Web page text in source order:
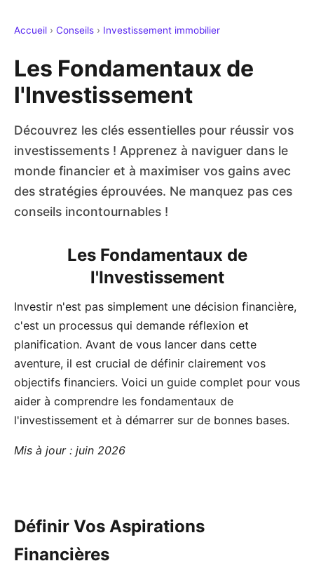
Accueil › Conseils › Investissement immobilier
Les Fondamentaux de
l'Investissement
Découvrez les clés essentielles pour réussir vos
investissements ! Apprenez à naviguer dans le
monde financier et à maximiser vos gains avec
des stratégies éprouvées. Ne manquez pas ces
conseils incontournables !
Les Fondamentaux de
l'Investissement
Investir n'est pas simplement une décision financière,
c'est un processus qui demande réflexion et
planification. Avant de vous lancer dans cette
aventure, il est crucial de définir clairement vos
objectifs financiers. Voici un guide complet pour vous
aider à comprendre les fondamentaux de
l'investissement et à démarrer sur de bonnes bases.
Mis à jour : juin 2026
Définir Vos Aspirations
Financières